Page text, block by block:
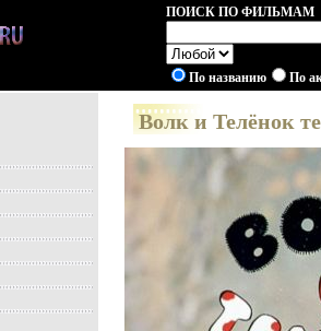
ПОИСК ПО ФИЛЬМАМ
По названию По
Волк и Телёнок